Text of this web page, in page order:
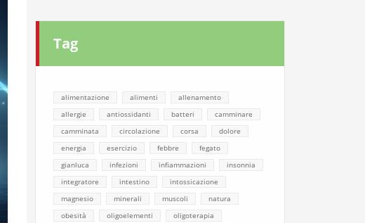
Tag
alimentazione alimenti
allenamento
allergie
antiossidanti batteri
camminare
camminata
circolazione corsa
dolore
energia
esercizio febbre
fegato
gianluca
infezioni infiammazioni
insonnia
integratore
intestino
intossicazione
magnesio
minerali muscoli
natura
obesità
oligoelementi
oligoterapia